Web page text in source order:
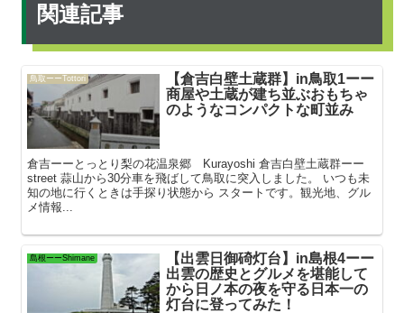
関連記事
鳥取ーーTottori
【倉吉白壁土蔵群】in鳥取1ーー
商屋や土蔵が建ち並ぶおもちゃ
のようなコンパクトな町並み
倉吉ーーとっとり梨の花温泉郷 Kurayoshi 倉吉白壁土蔵群ーー
street 蒜山から30分車を飛ばして鳥取に突入しました。 いつも未
知の地に行くときは手探り状態から スタートです。観光地、グル
メ情報...
島根ーーShimane
【出雲日御碕灯台】in島根4ーー
出雲の歴史とグルメを堪能して
から日ノ本の夜を守る日本一の
灯台に登ってみた！